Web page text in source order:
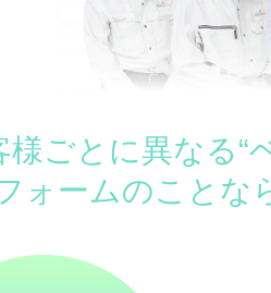
様ごとに異なる“
ォームのことな